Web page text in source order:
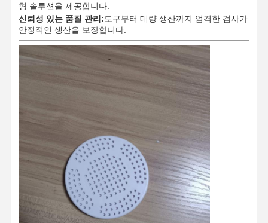
홈 제품 소개 회사 소개 공장 투어
형 솔루션을 제공합니다.
신뢰성 있는 품질 관리:도구부터 대량 생산까지 엄격한 검사가
안정적인 생산을 보장합니다.